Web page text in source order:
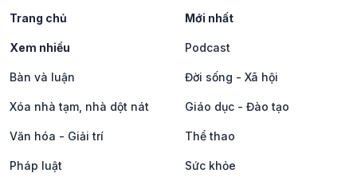
Trang chủ Mới nhất
Xem nhiều Podcast
Bàn và luận Đời sống - Xã hội
Xóa nhà tạm, nhà dột nát Giáo dục - Đào tạo
Văn hóa - Giải trí Thể thao
Pháp luật Sức khỏe